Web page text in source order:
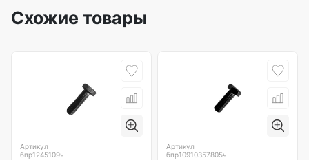
Схожие товары
Артикул
бпр1245109ч
Артикул
бпр10910357805ч